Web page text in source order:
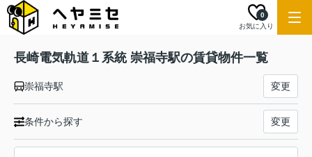
お気に入り
0
長崎電気軌道１系統 崇福寺駅の賃貸物件一覧
崇福寺駅 変更
条件から探す 変更